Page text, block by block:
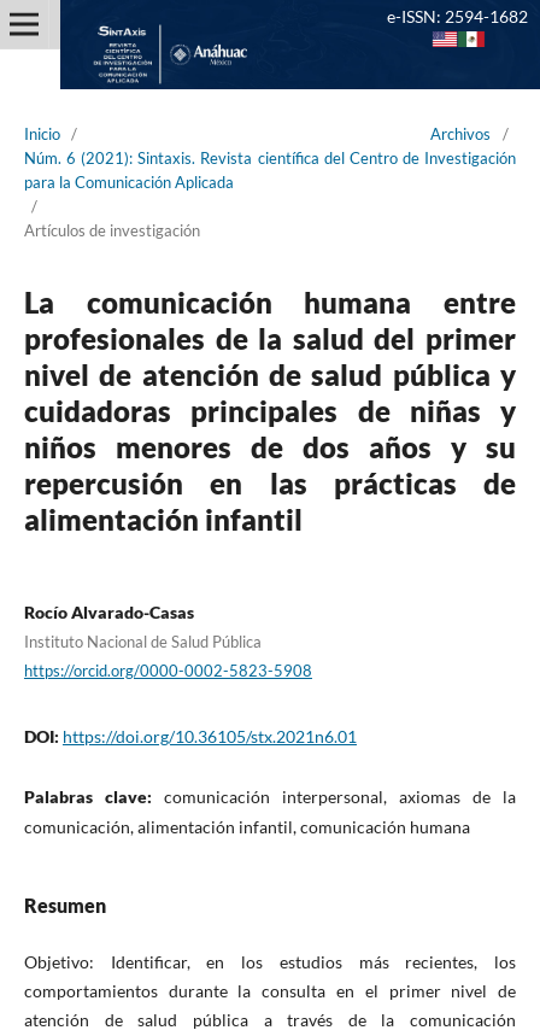
Inicio / Archivos
/
Núm. 6 (2021): Sintaxis. Revista científica del Centro de Investigación
para la Comunicación Aplicada
/
Artículos de investigación
La comunicación humana entre
profesionales de la salud del primer
nivel de atención de salud pública y
cuidadoras principales de niñas y
niños menores de dos años y su
repercusión en las prácticas de
alimentación infantil
Rocío Alvarado-Casas
Instituto Nacional de Salud Pública
https://orcid.org/0000-0002-5823-5908
DOI: https://doi.org/10.36105/stx.2021n6.01
Palabras clave: comunicación interpersonal, axiomas de la
comunicación, alimentación infantil, comunicación humana
Resumen
Objetivo: Identificar, en los estudios más recientes, los
comportamientos durante la consulta en el primer nivel de
atención de salud pública a través de la comunicación
e-ISSN: 2594-1682